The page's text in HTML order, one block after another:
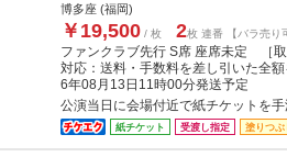
博多座 (福岡)
￥19,500 / 枚 2枚 連番 【バラ売り
ファンクラブ先行 S席 座席未定 ［
対応：送料・手数料を差し引いた全
6年08月13日11時00分発送予定
公演当日に会場付近で紙チケットを手
紙チケット 受渡し指定 塗りつぶ